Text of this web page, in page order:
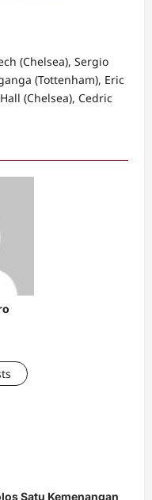
(Chelsea), Sergio
(Tottenham), Eric
(Chelsea), Cedric
Satu Kemenangan